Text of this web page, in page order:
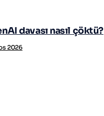
davası nasıl çöktü?
2026